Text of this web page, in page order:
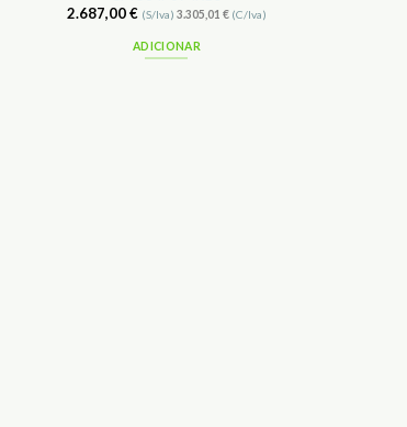
2.687,00€ (S/Iva) 3.305,01 €(C/Iva)
ADICIONAR